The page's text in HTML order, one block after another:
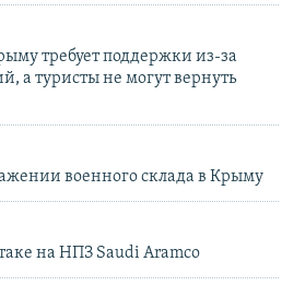
требует поддержки из-за
а туристы не могут вернуть
военного склада в Крыму
на НПЗ Saudi Aramco